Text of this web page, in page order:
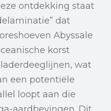
ontdekking staat
dat
Abyssale
korst
wat
een potentiële
loopt aan die